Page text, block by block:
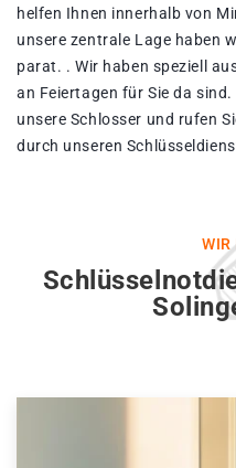
helfen Ihnen innerhalb von
unsere zentrale Lage haben
parat. . Wir haben speziell
an Feiertagen für Sie da
unsere Schlosser und rufen
durch unseren
WIR